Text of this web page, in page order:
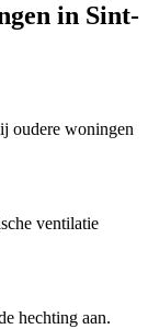
in Sint-
oudere woningen
ventilatie
hechting aan.